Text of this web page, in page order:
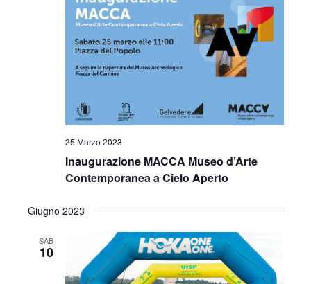
25 Marzo 2023
Inaugurazione MACCA Museo d’Arte
Contemporanea a Cielo Aperto
Giugno 2023
SAB
10